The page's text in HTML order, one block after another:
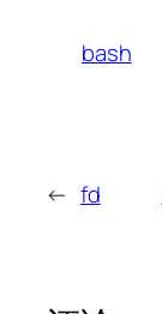
bash
← fd